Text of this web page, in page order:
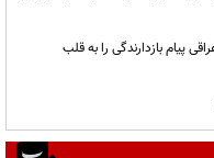
پیام بازدارندگی را به قلب